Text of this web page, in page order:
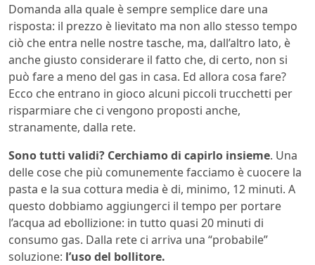
Domanda alla quale è sempre semplice dare una
risposta: il prezzo è lievitato ma non allo stesso tempo
ciò che entra nelle nostre tasche, ma, dall’altro lato, è
anche giusto considerare il fatto che, di certo, non si
può fare a meno del gas in casa. Ed allora cosa fare?
Ecco che entrano in gioco alcuni piccoli trucchetti per
risparmiare che ci vengono proposti anche,
stranamente, dalla rete.
Sono tutti validi? Cerchiamo di capirlo insieme. Una
delle cose che più comunemente facciamo è cuocere la
pasta e la sua cottura media è di, minimo, 12 minuti. A
questo dobbiamo aggiungerci il tempo per portare
l’acqua ad ebollizione: in tutto quasi 20 minuti di
consumo gas. Dalla rete ci arriva una “probabile”
soluzione: l’uso del bollitore.